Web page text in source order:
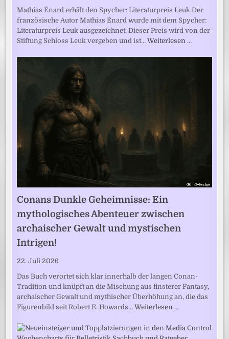
Mathias Énard erhält den Spycher: Literaturpreis Leuk Der
französische Autor Mathias Énard wurde mit dem Spycher:
Literaturpreis Leuk ausgezeichnet. Dieser Preis wird von der
Stiftung Schloss Leuk vergeben und ist…Weiterlesen …
Conans Dunkle Geheimnisse: Ein
mythologisches Abenteuer zwischen
archaischer Gewalt und mystischen
Intrigen!
22. Juli 2026
Das Buch verortet sich klar innerhalb der langen Conan-
Tradition und knüpft an die Mischung aus finsterer Fantasy,
archaischer Gewalt und mythischer Überhöhung an, die das
Figurenbild seit Robert E. Howards…Weiterlesen …